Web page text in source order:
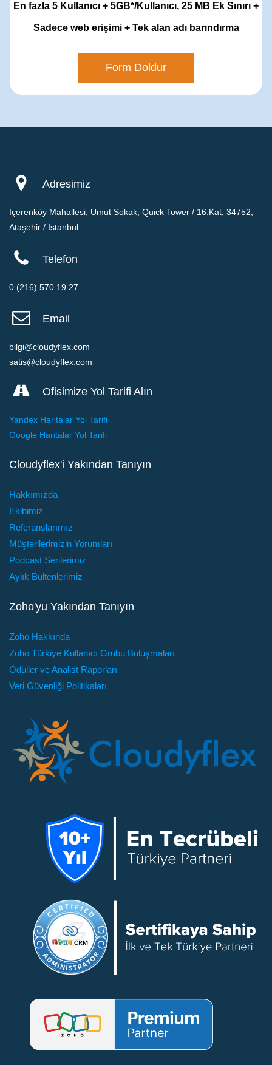
En fazla 5 Kullanıcı + 5GB*/Kullanıcı, 25 MB Ek Sınırı +
Sadece web erişimi + Tek alan adı barındırma
Form Doldur
Adresimiz
İçerenköy Mahallesi, Umut Sokak, Quick Tower / 16.Kat, 34752,
Ataşehir / İstanbul
Telefon
0 (216) 570 19 27
Email
bilgi@cloudyflex.com
satis@cloudyflex.com
Ofisimize Yol Tarifi Alın
Yandex Haritalar Yol Tarifi
Google Haritalar Yol Tarifi
Cloudyflex'i Yakından Tanıyın
Hakkımızda
Ekibimiz
Referanslarımız
Müşterilerimizin Yorumları
Podcast Serilerimiz
Aylık Bültenlerimiz
Zoho'yu Yakından Tanıyın
Zoho Hakkında
Zoho Türkiye Kullanıcı Grubu Buluşmaları
Ödüller ve Analist Raporları
Veri Güvenliği Politikaları